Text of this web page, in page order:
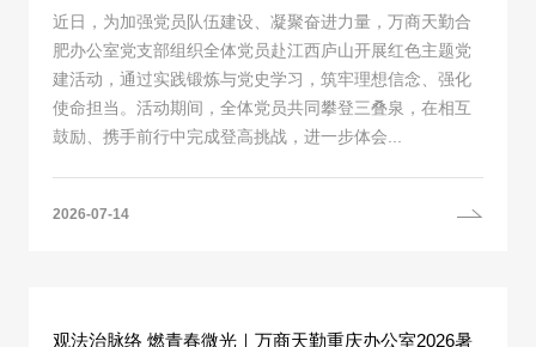
近日，为加强党员队伍建设、凝聚奋进力量，万商天勤合
肥办公室党支部组织全体党员赴江西庐山开展红色主题党
建活动，通过实践锻炼与党史学习，筑牢理想信念、强化
使命担当。活动期间，全体党员共同攀登三叠泉，在相互
鼓励、携手前行中完成登高挑战，进一步体会...
2026-07-14
观法治脉络 燃青春微光｜万商天勤重庆办公室2026暑